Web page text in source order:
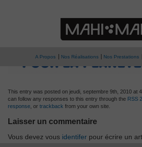
A Propos Nos Réalisations Nos Prestations
This entry was posted on jeudi, septembre 9th, 2010 at
can follow any responses to this entry through the RSS
response, or trackback from your own site.
Laisser un commentaire
Vous devez vous identiferpour écrire un